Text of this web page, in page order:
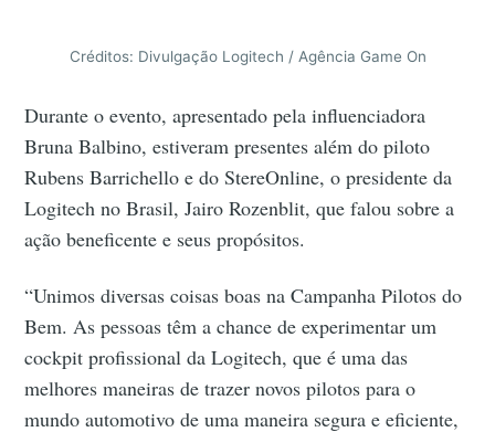
Créditos: Divulgação Logitech / Agência Game On
Durante o evento, apresentado pela influenciadora
Bruna Balbino, estiveram presentes além do piloto
Rubens Barrichello e do StereOnline, o presidente da
Logitech no Brasil, Jairo Rozenblit, que falou sobre a
ação beneficente e seus propósitos.
“Unimos diversas coisas boas na Campanha Pilotos do
Bem. As pessoas têm a chance de experimentar um
cockpit profissional da Logitech, que é uma das
melhores maneiras de trazer novos pilotos para o
mundo automotivo de uma maneira segura e eficiente,